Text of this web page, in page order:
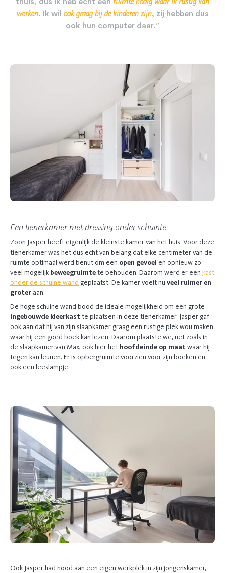
werken. Ik wil ook graag bij de kinderen zijn, zij hebben dus
ook hun computer daar.”
Een tienerkamer met dressing onder schuinte
Zoon Jasper heeft eigenlijk de kleinste kamer van het huis. Voor deze
tienerkamer was het dus echt van belang dat elke centimeter van de
ruimte optimaal werd benut om een open gevoel en opnieuw zo
veel mogelijk beweegruimtete behouden. Daarom werd er een kast
onder de schuine wand geplaatst. De kamer voelt nu veel ruimer en
groter aan.
De hoge schuine wand bood de ideale mogelijkheid om een grote
ingebouwde kleerkastte plaatsen in deze tienerkamer. Jasper gaf
ook aan dat hij van zijn slaapkamer graag een rustige plek wou maken
waar hij een goed boek kan lezen. Daarom plaatste we, net zoals in
de slaapkamer van Max, ook hier het hoofdeinde op maatwaar hij
tegen kan leunen. Er is opbergruimte voorzien voor zijn boeken én
ook een leeslampje.
Ook Jasper had nood aan een eigen werkplek in zijn jongenskamer,